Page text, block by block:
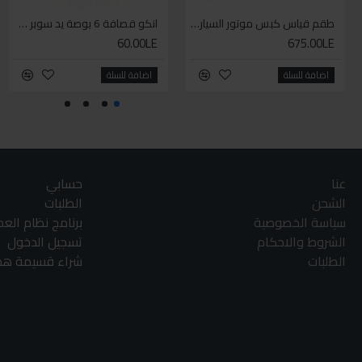
طقم قياس كبس موتور السياره 3 ق
675.00LE
اضافة للسلة
انكو قصافة 6 بوصة يد سوبر وان
60.00LE
اضافة للسلة
عنا
الشحن
سياسة الخصوصية
الشروط والاحكام
الطلبات
حسابي
الطلبات
برنامج نظام
تسجيل الدخول
شراء قسيمة